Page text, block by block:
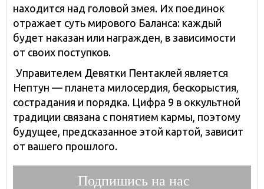
находится над головой змея. Их поединок
отражает суть мирового Баланса: каждый
будет наказан или награжден, в зависимости
от своих поступков.
Управителем Девятки Пентаклей является
Нептун — планета милосердия, бескорыстия,
сострадания и порядка. Цифра 9 в оккультной
традиции связана с понятием кармы, поэтому
будущее, предсказанное этой картой, зависит
от вашего прошлого.
Подпишись на нас